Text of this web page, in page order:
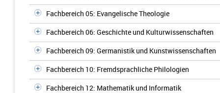
Fachbereich 05: Evangelische Theologie
Fachbereich 06: Geschichte und Kulturwissenschaften
Fachbereich 09: Germanistik und Kunstwissenschaften
Fachbereich 10: Fremdsprachliche Philologien
Fachbereich 12: Mathematik und Informatik